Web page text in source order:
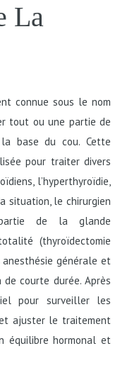
La
connue sous le nom
tout ou une partie de
base du cou. Cette
pour traiter divers
l’hyperthyroïdie,
situation, le chirurgien
de la glande
(thyroïdectomie
anesthésie générale et
courte durée. Après
pour surveiller les
et ajuster le traitement
équilibre hormonal et